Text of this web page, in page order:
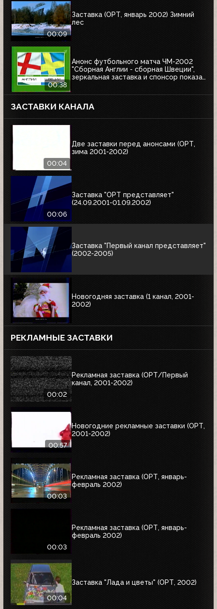
00:09
Заставка (ОРТ, январь 2002) Зимний
лес
00:38
Анонс футбольного матча ЧМ-2002
"Сборная Англии - сборная Швеции",
зеркальная заставка и спонсор показа
ЗАСТАВКИ КАНАЛА
00:04
Две заставки перед анонсами (ОРТ,
зима 2001-2002)
00:06
Заставка "ОРТ представляет"
(24.09.2001-01.09.2002)
Заставка "Первый канал представляет"
(2002-2005)
Новогодняя заставка (1 канал, 2001-
2002)
РЕКЛАМНЫЕ ЗАСТАВКИ
00:02
Рекламная заставка (ОРТ/Первый
канал, 2001-2002)
00:57
Новогодние рекламные заставки (ОРТ,
2001-2002)
00:03
Рекламная заставка (ОРТ, январь-
февраль 2002)
00:03
Рекламная заставка (ОРТ, январь-
февраль 2002)
00:04
Заставка "Лада и цветы" (ОРТ, 2002)